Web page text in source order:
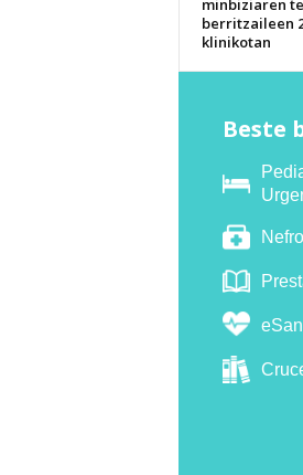
minbiziaren
berritzaileen
klinikotan
Beste